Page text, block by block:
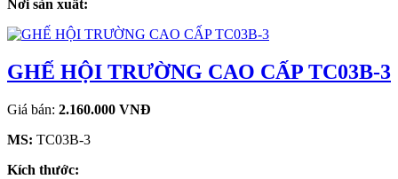
Nơi sản xuất:
GHẾ HỘI TRƯỜNG CAO CẤP TC03B-3
Giá bán: 2.160.000 VNĐ
MS: TC03B-3
Kích thước: